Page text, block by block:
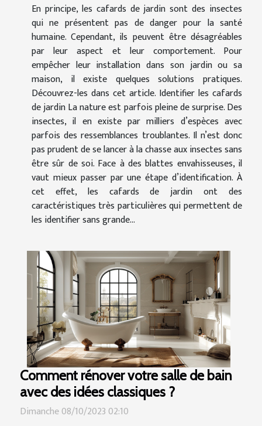
En principe, les cafards de jardin sont des insectes
qui ne présentent pas de danger pour la santé
humaine. Cependant, ils peuvent être désagréables
par leur aspect et leur comportement. Pour
empêcher leur installation dans son jardin ou sa
maison, il existe quelques solutions pratiques.
Découvrez-les dans cet article. Identifier les cafards
de jardin La nature est parfois pleine de surprise. Des
insectes, il en existe par milliers d’espèces avec
parfois des ressemblances troublantes. Il n’est donc
pas prudent de se lancer à la chasse aux insectes sans
être sûr de soi. Face à des blattes envahisseuses, il
vaut mieux passer par une étape d’identification. À
cet effet, les cafards de jardin ont des
caractéristiques très particulières qui permettent de
les identifier sans grande...
Comment rénover votre salle de bain
avec des idées classiques ?
Dimanche 08/10/2023 02:10